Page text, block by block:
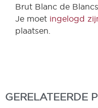
Brut Blanc de
Je moet ingelogd
plaatsen.
GERELATEERDE